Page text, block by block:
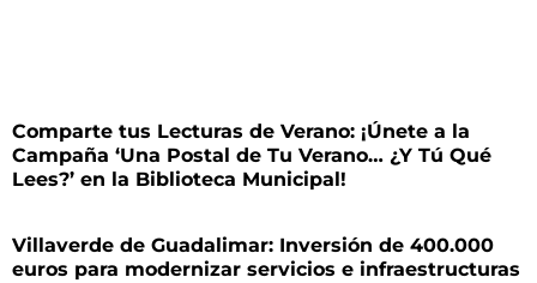
Comparte tus Lecturas de Verano: ¡Únete a la
Campaña ‘Una Postal de Tu Verano… ¿Y Tú Qué
Lees?’ en la Biblioteca Municipal!
Villaverde de Guadalimar: Inversión de 400.000
euros para modernizar servicios e infraestructuras